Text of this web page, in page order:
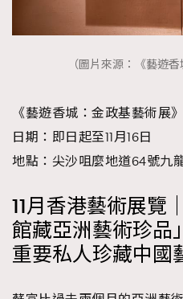
（圖片來源：《藝遊
《藝遊香城：金政基藝術展》
日期：即日起至11月16日
地點：尖沙咀麼地道64號九
11月香港藝術展覽
館藏亞洲藝術珍品
重要私人珍藏中國